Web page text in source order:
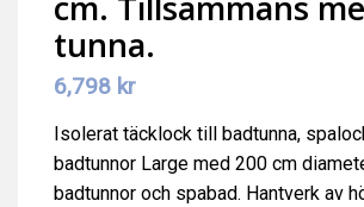
tunna.
6,798 kr
Isolerat täcklock till badtunna,
badtunnor Large med 200 cm
badtunnor och spabad. Hantverk av